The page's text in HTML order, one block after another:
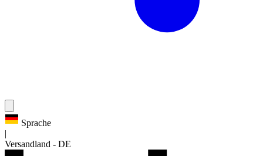
Sprache
Versandland - DE